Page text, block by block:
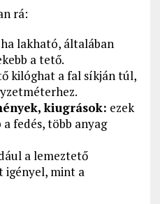
rá:
ha lakható, általában
a tető.
kilóghat a fal síkján túl,
kiugrások: ezek
fedés, több anyag
a lemeztető
igényel, mint a